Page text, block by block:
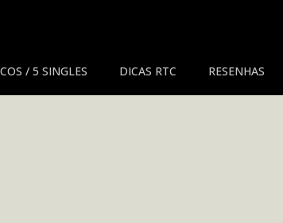
/ 5 SINGLES DICAS RTC RESENHAS